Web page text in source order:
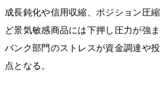
成長鈍化や信用収縮、ポジション圧
ど景気敏感商品には下押し圧力が強
バンク部門のストレスが資金調達や
点となる。